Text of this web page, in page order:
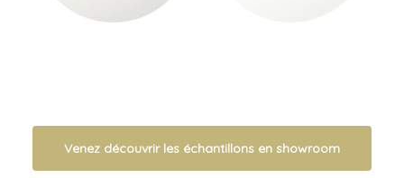
Venez découvrir les échantillons en showroom